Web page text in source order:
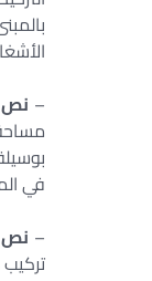
– نص المادة رقم 148
في
– نص المادة رقم 149